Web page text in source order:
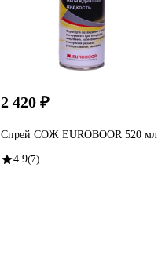
2 420 ₽
Спрей СОЖ EUROBOOR 520 мл
4.9(7)